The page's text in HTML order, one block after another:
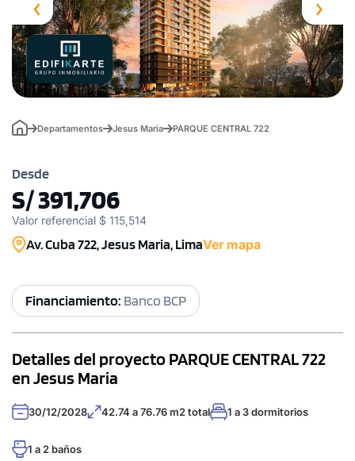
Departamentos Jesus Maria PARQUE CENTRAL 722
Desde
S/ 391,706
Valor referencial $ 115,514
Av. Cuba 722, Jesus Maria, LimaVer mapa
Financiamiento: Banco BCP
Detalles del proyecto PARQUE CENTRAL 722
en Jesus Maria
30/12/2028 42.74 a 76.76 m2 total 1 a 3 dormitorios
1 a 2 baños